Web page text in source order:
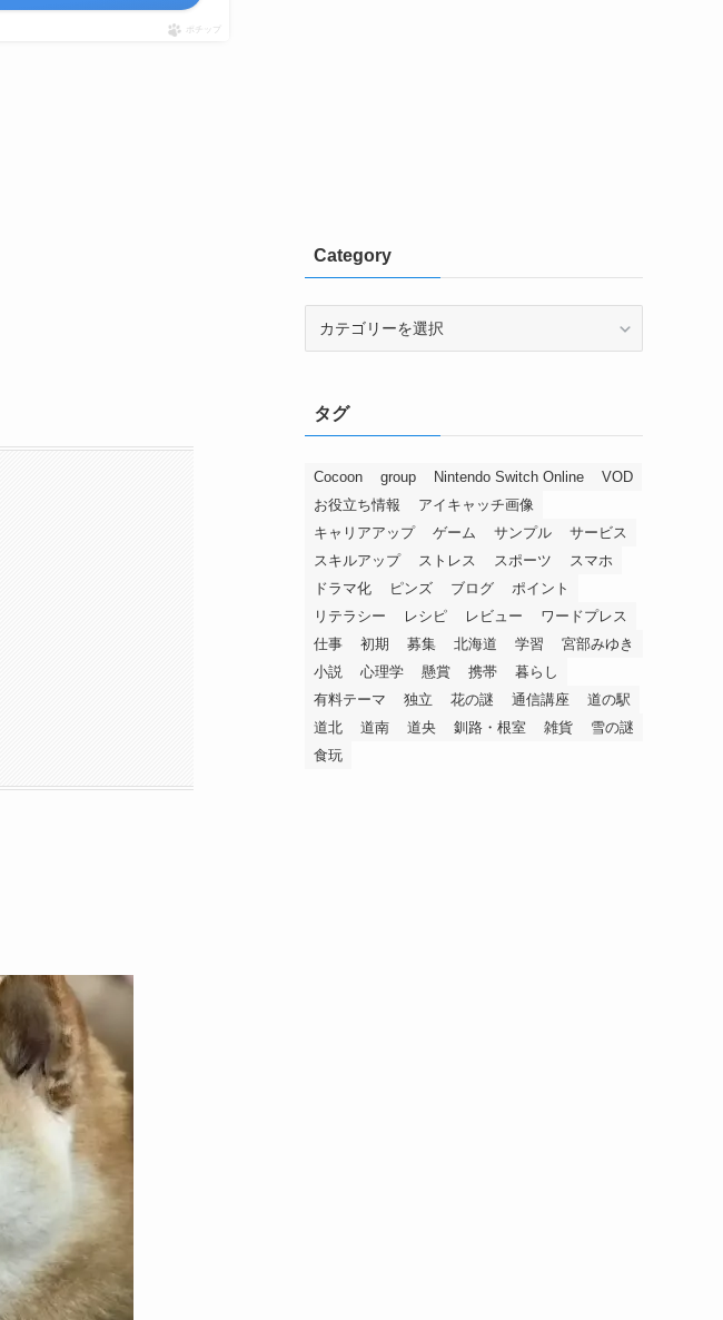
ポチップ
Category
タグ
Cocoon group Nintendo Switch Online
VOD
お役立ち情報
アイキャッチ画像
キャリアアップ
ゲーム サンプル
サービス
スキルアップ
ストレス スポーツ
スマホ
ドラマ化
ピンズ ブログ
ポイント
リテラシー
レシピ レビュー
ワードプレス
仕事
初期 募集 北海道 学習
宮部みゆき
小説
心理学 懸賞 携帯
暮らし
有料テーマ
独立 花の謎 通信講座
道の駅
道北
道南 道央 釧路・根室 雑貨
雪の謎
食玩